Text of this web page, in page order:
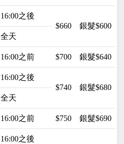
16:00之後
$660
銀髮$600
全天
16:00之前 $700 銀髮$640
16:00之後
$740
銀髮$680
全天
16:00之前 $750 銀髮$690
16:00之後